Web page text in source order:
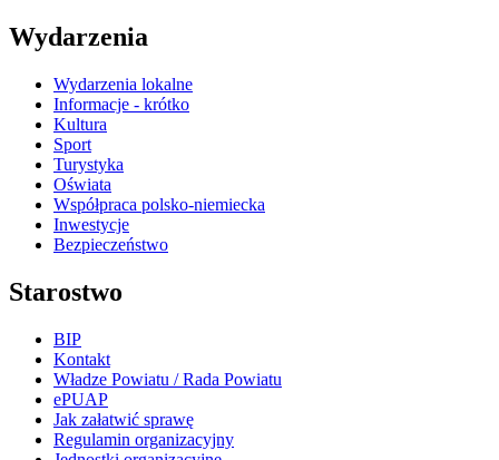
Wydarzenia
Wydarzenia lokalne
Informacje - krótko
Kultura
Sport
Turystyka
Oświata
Współpraca polsko-niemiecka
Inwestycje
Bezpieczeństwo
Starostwo
BIP
Kontakt
Władze Powiatu / Rada Powiatu
ePUAP
Jak załatwić sprawę
Regulamin organizacyjny